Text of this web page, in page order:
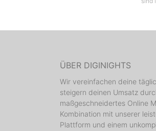
ÜBER DIGINIGHTS
Wir vereinfachen deine
steigern deinen Umsatz
maßgeschneidertes Online
Kombination mit unserer
Plattform und einem